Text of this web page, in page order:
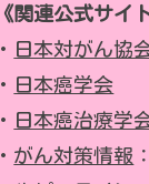
《関連公式サイ
・ 日本対がん協
・ 日本癌学会
・ 日本癌治療学
・ がん対策情報